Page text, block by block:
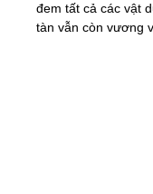
đem tất cả các vật
tàn vẫn còn vương